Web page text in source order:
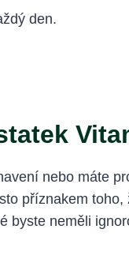
den.
nebo máte
příznakem
byste neměli